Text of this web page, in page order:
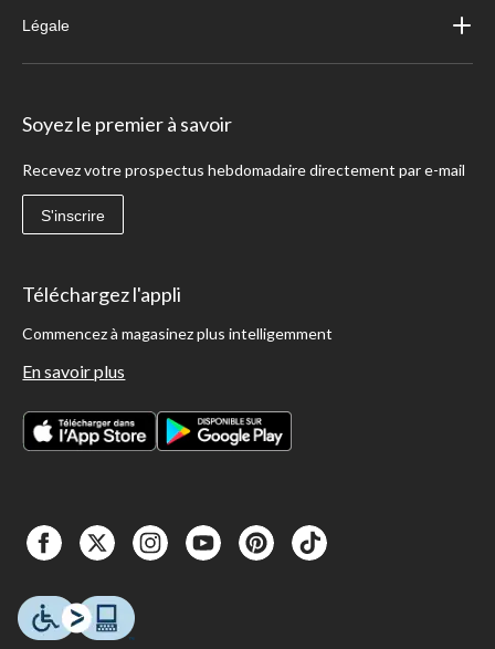
Légale
Soyez le premier à savoir
Recevez votre prospectus hebdomadaire directement par e-mail
S'inscrire
Téléchargez l'appli
Commencez à magasinez plus intelligemment
En savoir plus